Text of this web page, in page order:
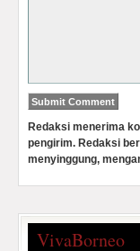
Redaksi menerima
pengirim. Redaksi
menyinggung,
VivaBorneo